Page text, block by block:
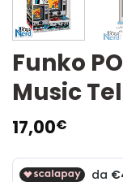
Funko
Music
17,00€